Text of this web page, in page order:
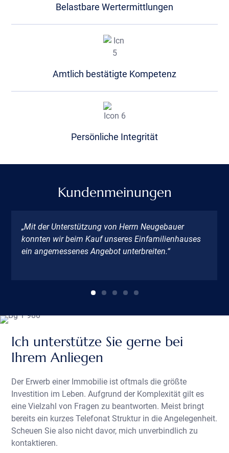
Belastbare Wertermittlungen
Amtlich bestätigte Kompetenz
Persönliche Integrität
Kundenmeinungen
„Mit der Unterstützung von Herrn Neugebauer
konnten wir beim Kauf unseres Einfamilienhauses
ein angemessenes Angebot unterbreiten.“
Ich unterstütze Sie gerne bei
Ihrem Anliegen
Der Erwerb einer Immobilie ist oftmals die größte
Investition im Leben. Aufgrund der Komplexität gilt es
eine Vielzahl von Fragen zu beantworten. Meist bringt
bereits ein kurzes Telefonat Struktur in die Angelegenheit.
Scheuen Sie also nicht davor, mich unverbindlich zu
kontaktieren.